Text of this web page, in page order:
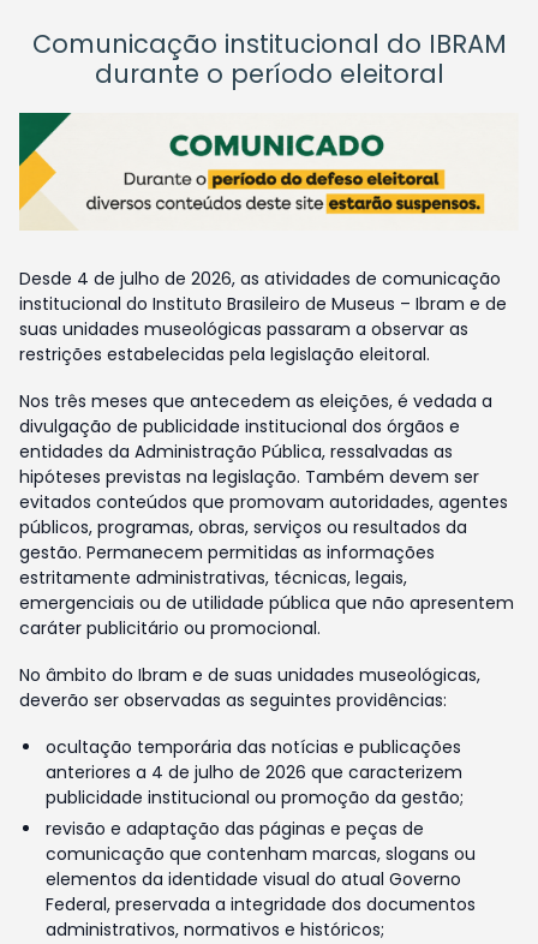
Comunicação institucional do IBRAM
durante o período eleitoral
Desde 4 de julho de 2026, as atividades de comunicação
institucional do Instituto Brasileiro de Museus – Ibram e de
suas unidades museológicas passaram a observar as
restrições estabelecidas pela legislação eleitoral.
Nos três meses que antecedem as eleições, é vedada a
divulgação de publicidade institucional dos órgãos e
entidades da Administração Pública, ressalvadas as
hipóteses previstas na legislação. Também devem ser
evitados conteúdos que promovam autoridades, agentes
públicos, programas, obras, serviços ou resultados da
gestão. Permanecem permitidas as informações
estritamente administrativas, técnicas, legais,
emergenciais ou de utilidade pública que não apresentem
caráter publicitário ou promocional.
No âmbito do Ibram e de suas unidades museológicas,
deverão ser observadas as seguintes providências:
ocultação temporária das notícias e publicações
anteriores a 4 de julho de 2026 que caracterizem
publicidade institucional ou promoção da gestão;
revisão e adaptação das páginas e peças de
comunicação que contenham marcas, slogans ou
elementos da identidade visual do atual Governo
Federal, preservada a integridade dos documentos
administrativos, normativos e históricos;